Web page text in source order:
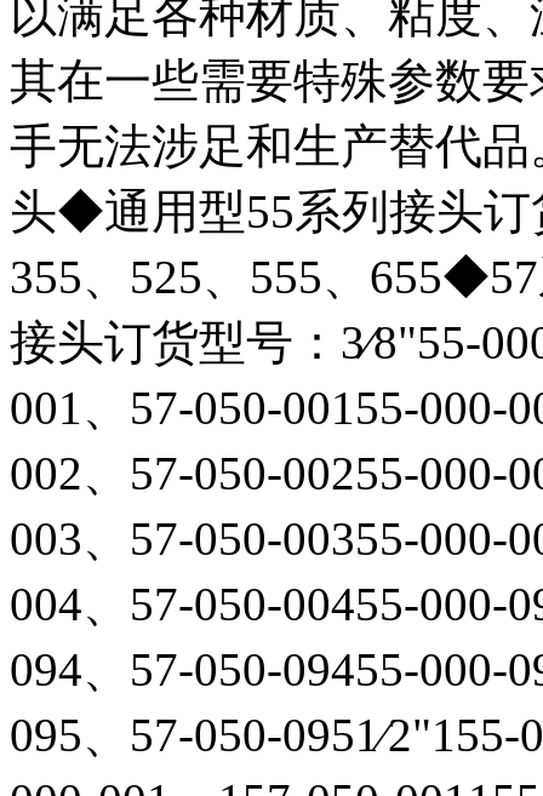
以满足各种材质、粘度
其在一些需要特殊参数
手无法涉足和生产替代
头◆通用型55系列接头订
355、525、555、
接头订货型号：3⁄8"55-
001、57-050-00155-000-
002、57-050-00255-000-
003、57-050-00355-000-
004、57-050-00455-000-
094、57-050-09455-000-
095、57-050-